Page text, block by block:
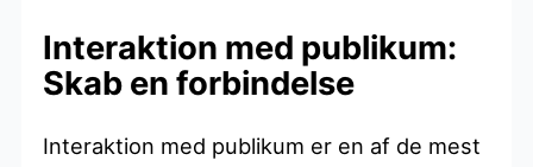
Interaktion med publikum:
Skab en forbindelse
Interaktion med publikum er en af de mest